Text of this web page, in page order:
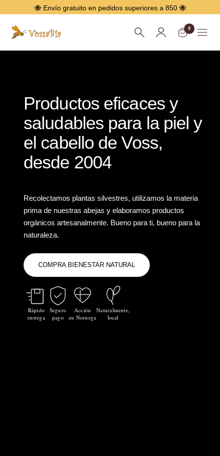
🐝 Envío gratuito en pedidos superiores a 850 🐝
Menú
Vossabia
0
Productos eficaces y
saludables para la piel y
el cabello de Voss,
desde 2004
Recolectamos plantas silvestres, utilizamos la materia
prima de nuestras abejas y elaboramos productos
orgánicos artesanalmente. Bueno para ti, bueno para la
naturaleza.
COMPRA BIENESTAR NATURAL
Rápido
entrega
Seguro
pago
Acción
en Noruega
Naturalmente,
local